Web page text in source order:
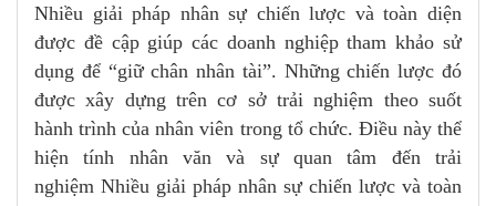
Nhiều giải pháp nhân sự chiến lược và toàn diện
được đề cập giúp các doanh nghiệp tham khảo sử
dụng để “giữ chân nhân tài”. Những chiến lược đó
được xây dựng trên cơ sở trải nghiệm theo suốt
hành trình của nhân viên trong tổ chức. Điều này thể
hiện tính nhân văn và sự quan tâm đến trải
nghiệm Nhiều giải pháp nhân sự chiến lược và toàn